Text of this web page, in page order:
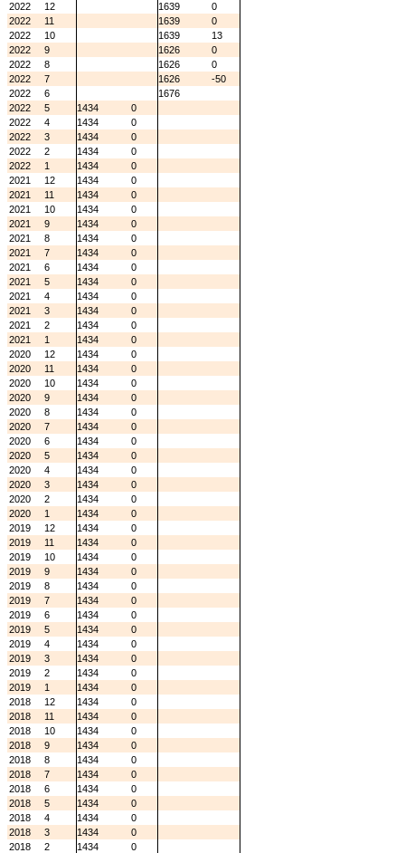
2022
12 1639
0
2022
11 1639
0
2022
10 1639
13
2022
9 1626
0
2022
8 1626
0
2022
7 1626
-50
2022
6
1676
2022
5 1434
0
2022
4 1434
0
2022
3 1434
0
2022
2 1434
0
2022
1 1434
0
2021
12 1434
0
2021
11 1434
0
2021
10 1434
0
2021
9 1434
0
2021
8 1434
0
2021
7 1434
0
2021
6 1434
0
2021
5 1434
0
2021
4 1434
0
2021
3 1434
0
2021
2 1434
0
2021
1 1434
0
2020
12 1434
0
2020
11 1434
0
2020
10 1434
0
2020
9 1434
0
2020
8 1434
0
2020
7 1434
0
2020
6 1434
0
2020
5 1434
0
2020
4 1434
0
2020
3 1434
0
2020
2 1434
0
2020
1 1434
0
2019
12 1434
0
2019
11 1434
0
2019
10 1434
0
2019
9 1434
0
2019
8 1434
0
2019
7 1434
0
2019
6 1434
0
2019
5 1434
0
2019
4 1434
0
2019
3 1434
0
2019
2 1434
0
2019
1 1434
0
2018
12 1434
0
2018
11 1434
0
2018
10 1434
0
2018
9 1434
0
2018
8 1434
0
2018
7 1434
0
2018
6 1434
0
2018
5 1434
0
2018
4 1434
0
2018
3 1434
0
2018
2 1434
0